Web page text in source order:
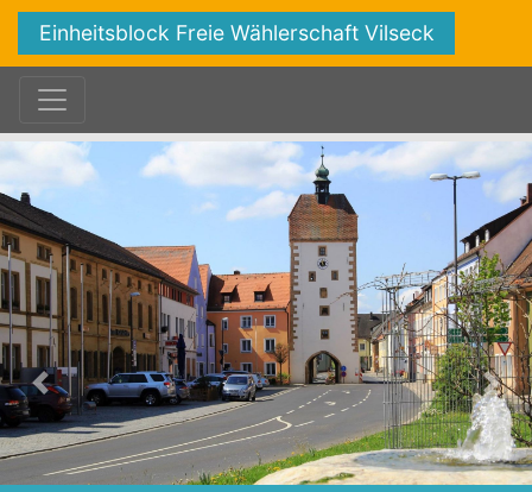
Einheitsblock Freie Wählerschaft Vilseck
Zurück